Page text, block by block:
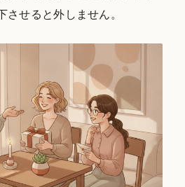
させると外しません。